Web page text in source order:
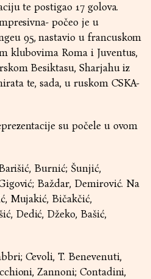
te postigao 17 golova.
počeo je u
95, nastavio u francuskom
klubovima Roma i Juventus,
Besiktasu, Sharjahu iz
te, sada, u ruskom CSKA-
su počele u ovom
Burnić; Šunjić,
Baždar, Demirović. Na
Mujakić, Bičakčić,
Dedić, Džeko, Bašić,
Cevoli, T. Benevenuti,
Zannoni; Contadini,